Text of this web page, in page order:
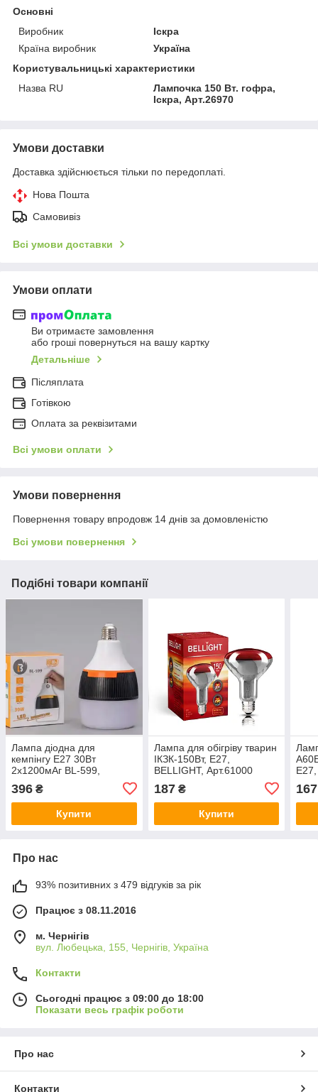
Основні
Виробник
Іскра
Країна виробник
Україна
Користувальницькі характеристики
Назва RU
Лампочка 150 Вт. гофра,
Іскра, Арт.26970
Умови доставки
Доставка здійснюється тільки по передоплаті.
Нова Пошта
Самовивіз
Всі умови доставки
Умови оплати
Ви отримаєте замовлення
або гроші повернуться на вашу картку
Детальніше
Післяплата
Готівкою
Оплата за реквізитами
Всі умови оплати
Умови повернення
Повернення товару впродовж 14 днів за домовленістю
Всі умови повернення
Подібні товари компанії
Лампа діодна для
кемпінгу Е27 30Вт
2х1200мАг BL-599,
396 ₴
Купити
Лампа для обігріву тварин
ІКЗК-150Вт, Е27,
BELLIGHT, Арт.61000
187₴
Купити
Про нас
93% позитивних з 479 відгуків за рік
Працює з 08.11.2016
м. Чернігів
вул. Любецька, 155, Чернігів, Україна
Контакти
Сьогодні працює з 09:00 до 18:00
Показати весь графік роботи
Про нас
Контакти